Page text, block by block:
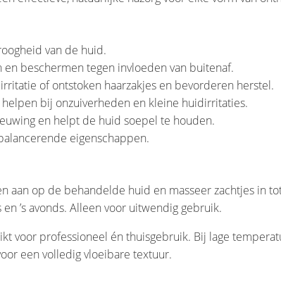
van de huid.
en beschermen tegen invloeden van buitenaf.
of ontstoken haarzakjes en bevorderen herstel.
bij onzuiverheden en kleine huidirritaties.
en helpt de huid soepel te houden.
eigenschappen.
aan op de behandelde huid en masseer zachtjes in
’s avonds. Alleen voor uitwendig gebruik.
voor professioneel én thuisgebruik. Bij lage
een volledig vloeibare textuur.